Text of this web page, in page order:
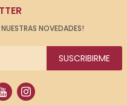
NOVEDADES!
SUSCRIBIRME
